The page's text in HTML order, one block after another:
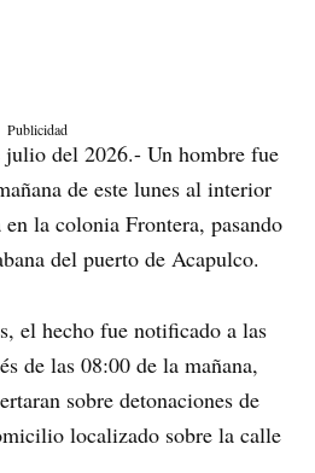
Publicidad
del 2026.- Un hombre fue
de este lunes al interior
la colonia Frontera, pasando
del puerto de Acapulco.
el hecho fue notificado a las
de las 08:00 de la mañana,
sobre detonaciones de
localizado sobre la calle